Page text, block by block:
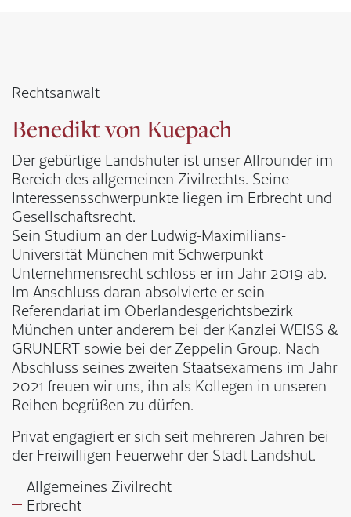
Rechtsanwalt
Benedikt von Kuepach
Der gebürtige Landshuter ist unser Allrounder im
Bereich des allgemeinen Zivilrechts. Seine
Interessensschwerpunkte liegen im Erbrecht und
Gesellschaftsrecht.
Sein Studium an der Ludwig-Maximilians-
Universität München mit Schwerpunkt
Unternehmensrecht schloss er im Jahr 2019 ab.
Im Anschluss daran absolvierte er sein
Referendariat im Oberlandesgerichtsbezirk
München unter anderem bei der Kanzlei WEISS &
GRUNERT sowie bei der Zeppelin Group. Nach
Abschluss seines zweiten Staatsexamens im Jahr
2021 freuen wir uns, ihn als Kollegen in unseren
Reihen begrüßen zu dürfen.
Privat engagiert er sich seit mehreren Jahren bei
der Freiwilligen Feuerwehr der Stadt Landshut.
Allgemeines Zivilrecht
Erbrecht